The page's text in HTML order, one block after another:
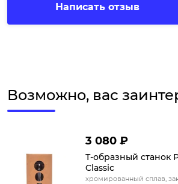
Написать отзыв
Возможно, вас
3 080 ₽
Т-образный станок
Classic
хромированный сплав,